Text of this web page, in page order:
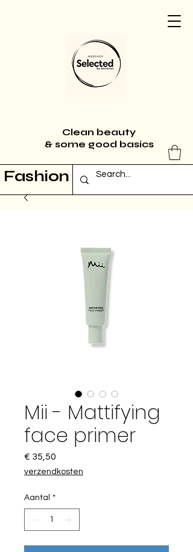
Clean beauty
& some good basics
Fashion
Mii - Mattifying
face primer
€ 35,50
verzendkosten
Aantal *